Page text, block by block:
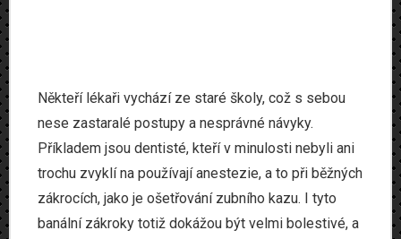
Móda
Www
Někteří lékaři vychází ze staré školy, což s sebou
nese zastaralé postupy a nesprávné návyky.
Příkladem jsou dentisté, kteří v minulosti nebyli ani
trochu zvyklí na používají anestezie, a to při běžných
zákrocích, jako je ošetřování zubního kazu. I tyto
banální zákroky totiž dokážou být velmi bolestivé, a